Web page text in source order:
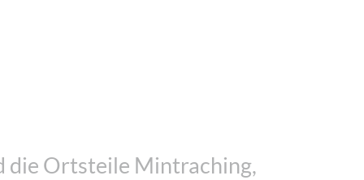
die Ortsteile Mintraching,